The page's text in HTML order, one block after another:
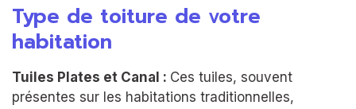
Type de toiture de votre
habitation
Tuiles Plates et Canal : Ces tuiles, souvent
présentes sur les habitations traditionnelles,